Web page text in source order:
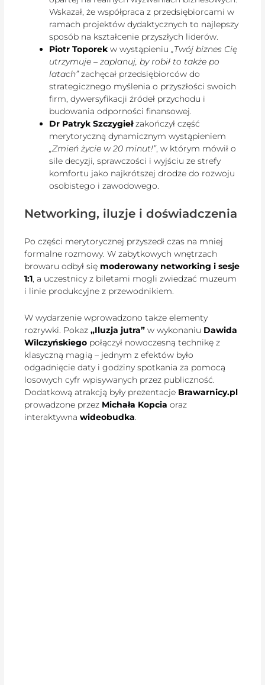
Wskazał, że współpraca z przedsiębiorcami w
ramach projektów dydaktycznych to najlepszy
sposób na kształcenie przyszłych liderów.
Piotr Toporek w wystąpieniu„Twój biznes Cię
utrzymuje – zaplanuj, by robił to także po
latach”zachęcał przedsiębiorców do
strategicznego myślenia o przyszłości swoich
firm, dywersyfikacji źródeł przychodu i
budowania odporności finansowej.
Dr Patryk Szczygiełzakończył część
merytoryczną dynamicznym wystąpieniem
„Zmień życie w 20 minut!”, w którym mówił o
sile decyzji, sprawczości i wyjściu ze strefy
komfortu jako najkrótszej drodze do rozwoju
osobistego i zawodowego.
Networking, iluzje i doświadczenia
Po części merytorycznej przyszedł czas na mniej
formalne rozmowy. W zabytkowych wnętrzach
browaru odbył się moderowany networking i sesje
1:1, a uczestnicy z biletami mogli zwiedzać muzeum
i linie produkcyjne z przewodnikiem.
W wydarzenie wprowadzono także elementy
rozrywki. Pokaz„Iluzja jutra” w wykonaniu Dawida
Wilczyńskiego połączył nowoczesną technikę z
klasyczną magią – jednym z efektów było
odgadnięcie daty i godziny spotkania za pomocą
losowych cyfr wpisywanych przez publiczność.
Dodatkową atrakcją były prezentacje Brawarnicy.pl
prowadzone przez Michała Kopcia oraz
interaktywnawideobudka.